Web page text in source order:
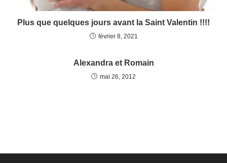
Plus que quelques jours avant la Saint Valentin !!!!
février 8, 2021
Alexandra et Romain
mai 26, 2012